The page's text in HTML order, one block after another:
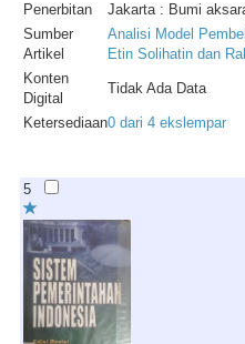
Penerbitan
Jakarta : Bumi
Sumber
Artikel
Analisi Model
Etin Solihatin dan
Konten
Digital
Tidak Ada Data
Ketersediaan0 dari 4 ekslempar
5